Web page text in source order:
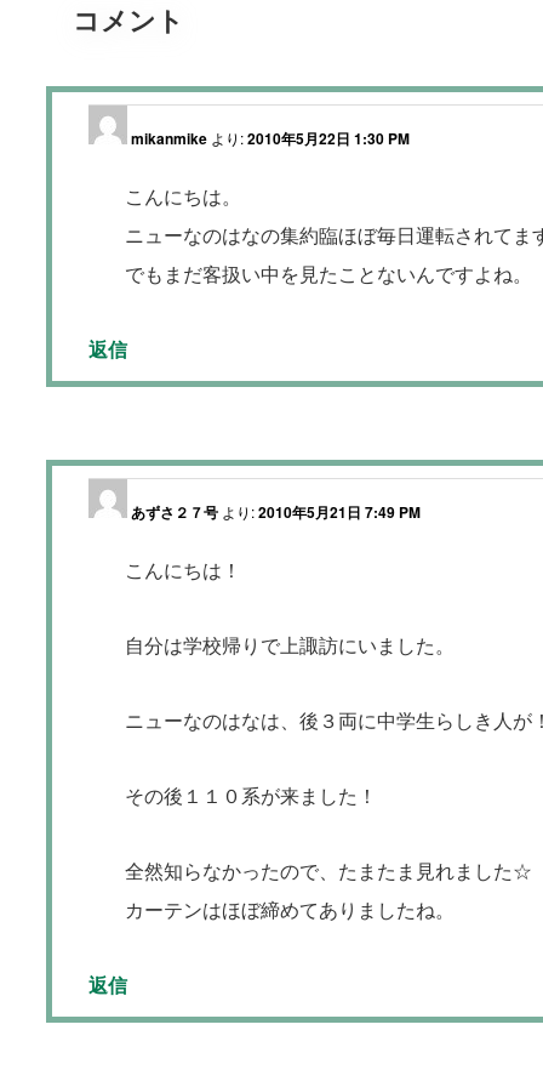
コメント
mikanmike より:2010年5月22日 1:30 PM
こんにちは。
ニューなのはなの集約臨ほぼ毎日運転されてま
でもまだ客扱い中を見たことないんですよね。
返信
あずさ２７号 より:2010年5月21日 7:49 PM
こんにちは！
自分は学校帰りで上諏訪にいました。
ニューなのはなは、後３両に中学生らしき人が
その後１１０系が来ました！
全然知らなかったので、たまたま見れました☆
カーテンはほぼ締めてありましたね。
返信